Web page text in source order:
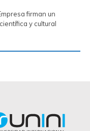
firman un
y cultural